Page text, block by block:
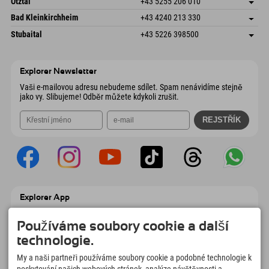
4573 Hinterstoder
Rakousko
Informace o příjezdu
Objednat
Gscheat 14
Rakousko
Uložit adresu
Objednat
Bad Kleinkirchheim +43 4240 213 330
Dorfstraße 24
9546 Bad Kleinkirchheim
Uložit adresu
Informace o příjezdu
Stubaital +43 5226 398500
Explorer Newsletter
Vaši e-mailovou adresu nebudeme sdílet. Spam nenávidíme stejně
jako vy. Slibujeme! Odběr můžete kdykoli zrušit.
Explorer App
Explorer To Go s přehledem rezervací,
seznamem míst, která chcete navštívit,
přehledem restaurací a mnoha dalšími
Používáme soubory cookie a další
technologie.
My a naši partneři používáme soubory cookie a podobné technologie k